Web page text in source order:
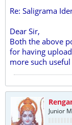
Re: Saligrama
Dear Sir,
Both the above
for having
more such
Junior